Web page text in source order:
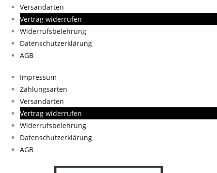
Versandarten
Vertrag widerrufen
Widerrufsbelehrung
Datenschutzerklärung
AGB
Impressum
Zahlungsarten
Versandarten
Vertrag widerrufen
Widerrufsbelehrung
Datenschutzerklärung
AGB